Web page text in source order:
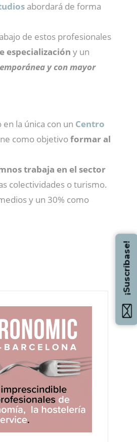
abordará de forma
de estos profesionales
especialización y un
y con mayor
la única con un Centro
como objetivoformar al
trabaja en el sector
colectividades o turismo.
y un 30% como
¡Suscríbase!